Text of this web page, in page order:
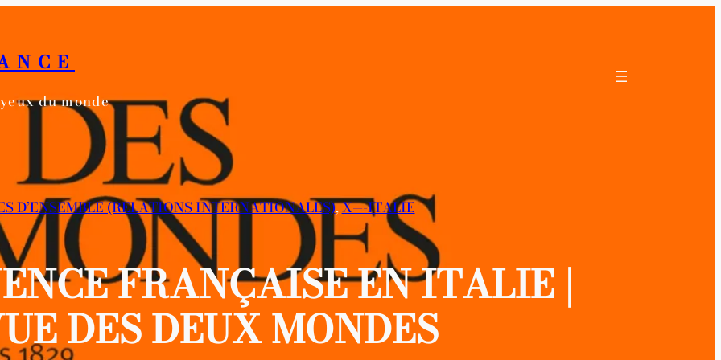
du monde
D’ENSEMBLE (RELATIONS INTERNATIONALES), X—-ITALIE
FRANÇAISE EN ITALIE |
DES DEUX MONDES